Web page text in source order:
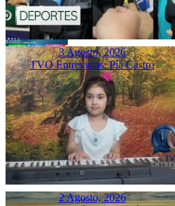
3 Agosto, 2026
TVO Entrevistas: Pía Castro
2 Agosto, 2026